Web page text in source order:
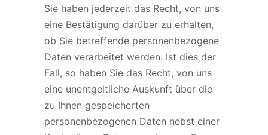
Sie haben jederzeit das Recht, von uns
eine Bestätigung darüber zu erhalten,
ob Sie betreffende personenbezogene
Daten verarbeitet werden. Ist dies der
Fall, so haben Sie das Recht, von uns
eine unentgeltliche Auskunft über die
zu Ihnen gespeicherten
personenbezogenen Daten nebst einer